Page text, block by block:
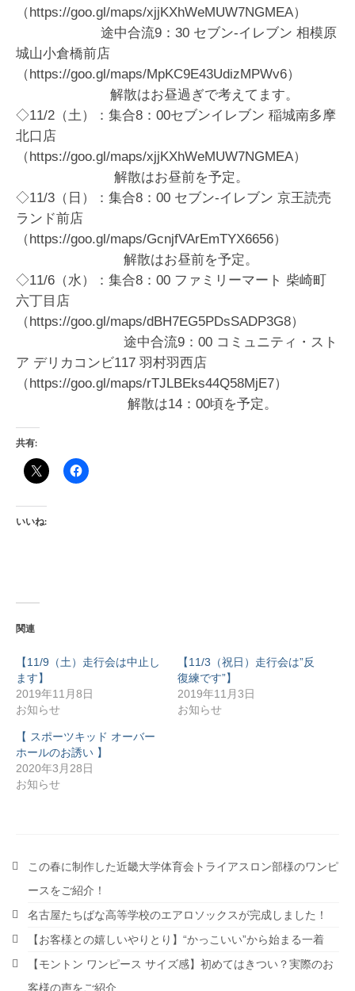
（https://goo.gl/maps/xjjKXhWeMUW7NGMEA）
途中合流9：30 セブン-イレブン 相模原
城山小倉橋前店
（https://goo.gl/maps/MpKC9E43UdizMPWv6）
解散はお昼過ぎで考えてます。
◇11/2（土）：集合8：00セブンイレブン 稲城南多摩
北口店
（https://goo.gl/maps/xjjKXhWeMUW7NGMEA）
解散はお昼前を予定。
◇11/3（日）：集合8：00 セブン-イレブン 京王読売
ランド前店
（https://goo.gl/maps/GcnjfVArEmTYX6656）
解散はお昼前を予定。
◇11/6（水）：集合8：00 ファミリーマート 柴崎町
六丁目店
（https://goo.gl/maps/dBH7EG5PDsSADP3G8）
途中合流9：00 コミュニティ・スト
ア デリカコンビ117 羽村羽西店
（https://goo.gl/maps/rTJLBEks44Q58MjE7）
解散は14：00頃を予定。
共有:
いいね:
関連
【11/9（土）走行会は中止し
ます】
2019年11月8日
お知らせ
【11/3（祝日）走行会は”反
復練です”】
2019年11月3日
お知らせ
【 スポーツキッド オーバー
ホールのお誘い 】
2020年3月28日
お知らせ
この春に制作した近畿大学体育会トライアスロン部様のワンピ
ースをご紹介！
名古屋たちばな高等学校のエアロソックスが完成しました！
【お客様との嬉しいやりとり】“かっこいい”から始まる一着
【モントン ワンピース サイズ感】初めてはきつい？実際のお
客様の声をご紹介